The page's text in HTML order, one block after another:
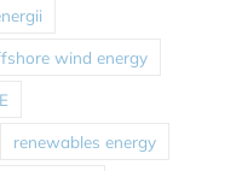
wind energy
renewables energy